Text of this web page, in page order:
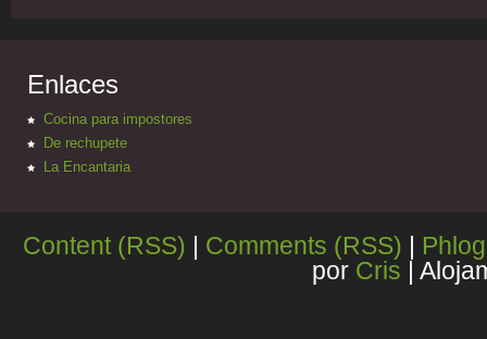
Enlaces
Cocina para impostores
De rechupete
La Encantaria
Content (RSS) | Comments (RSS) |
por Cris |